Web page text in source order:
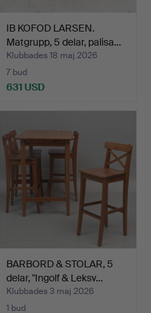
IB KOFOD LARSEN.
Matgrupp, 5 delar, palisa…
Klubbades 18 maj 2026
7 bud
631 USD
BARBORD & STOLAR, 5
delar, "Ingolf & Leksv…
Klubbades 3 maj 2026
1 bud